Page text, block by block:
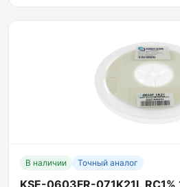
В наличии Точный аналог
KSE-0603FR-071K21L